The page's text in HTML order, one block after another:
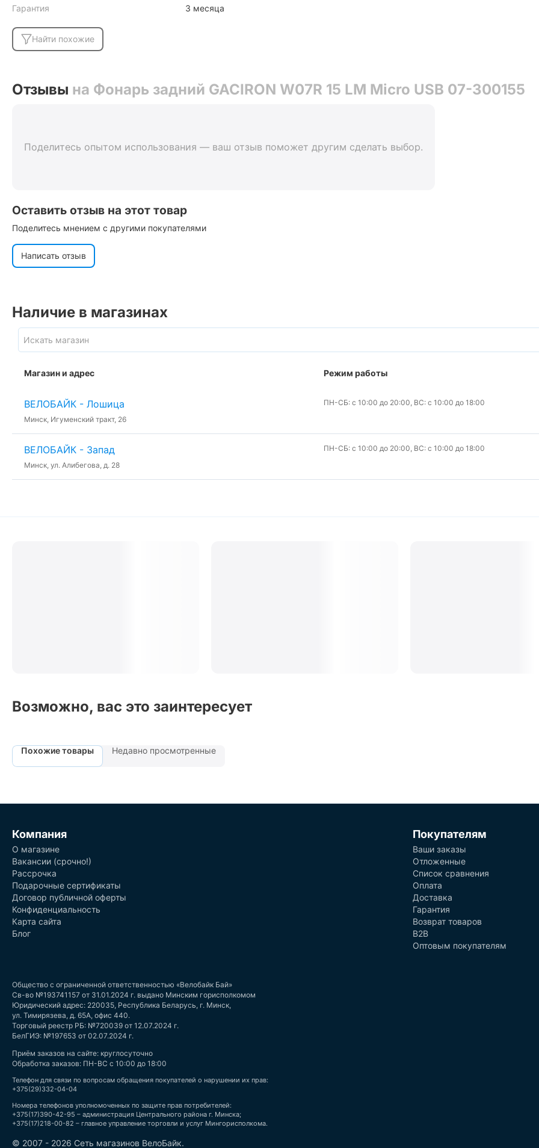
Гарантия
3 месяца
Найти похожие
Отзывы на Фонарь задний GACIRON W07R 15 LM Micro USB 07-300155
Поделитесь опытом использования — ваш отзыв поможет другим сделать выбор.
Оставить отзыв на этот товар
Поделитесь мнением с другими покупателями
Написать отзыв
Наличие в магазинах
Магазин и адрес Режим работы
ВЕЛОБАЙК - Лошица
Минск, Игуменский тракт, 26
ПН-СБ: с 10:00 до 20:00, ВС: с 10:00 до 18:00
ВЕЛОБАЙК - Запад
Минск, ул. Алибегова, д. 28
ПН-СБ: с 10:00 до 20:00, ВС: с 10:00 до 18:00
Возможно, вас это заинтересует
Похожие товары Недавно просмотренные
Компания
О магазине
Вакансии (срочно!)
Рассрочка
Подарочные сертификаты
Договор публичной оферты
Конфиденциальность
Карта сайта
Блог
Покупателям
Ваши заказы
Отложенные
Список сравнения
Оплата
Доставка
Гарантия
Возврат товаров
B2B
Оптовым покупателям
Общество с ограниченной ответственностью «Велобайк Бай»
Св-во №193741157 от 31.01.2024 г. выдано Минским горисполкомом
Юридический адрес: 220035, Республика Беларусь, г. Минск,
ул. Тимирязева, д. 65А, офис 440.
Торговый реестр РБ: №720039 от 12.07.2024 г.
БелГИЭ: №197653 от 02.07.2024 г.
Приём заказов на сайте: круглосуточно
Обработка заказов: ПН-ВС с 10:00 до 18:00
Телефон для связи по вопросам обращения покупателей о нарушении их прав:
+375(29)332-04-04
Номера телефонов уполномоченных по защите прав потребителей:
+375(17)390-42-95 – администрация Центрального района г. Минска;
+375(17)218-00-82 – главное управление торговли и услуг Мингорисполкома.
© 2007 - 2026 Сеть магазинов ВелоБайк.